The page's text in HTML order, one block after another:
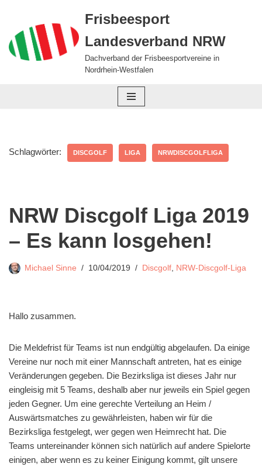
Zum
Inhalt
springen
Frisbeesport
Landesverband NRW
Dachverband der Frisbeesportvereine in
Nordrhein-Westfalen
Schlagwörter: DISCGOLF LIGA NRWDISCGOLFLIGA
NRW Discgolf Liga 2019
– Es kann losgehen!
Michael Sinne 10/04/2019 Discgolf, NRW-Discgolf-Liga
Hallo zusammen.
Die Meldefrist für Teams ist nun endgültig abgelaufen. Da einige
Vereine nur noch mit einer Mannschaft antreten, hat es einige
Veränderungen gegeben. Die Bezirksliga ist dieses Jahr nur
eingleisig mit 5 Teams, deshalb aber nur jeweils ein Spiel gegen
jeden Gegner. Um eine gerechte Verteilung an Heim /
Auswärtsmatches zu gewährleisten, haben wir für die
Bezirksliga festgelegt, wer gegen wen Heimrecht hat. Die
Teams untereinander können sich natürlich auf andere Spielorte
einigen, aber wenn es zu keiner Einigung kommt, gilt unsere